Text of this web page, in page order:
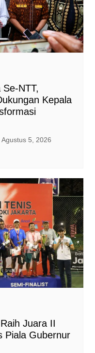
NTT,
Kepala
Agustus 5, 2026
Juara II
Piala Gubernur